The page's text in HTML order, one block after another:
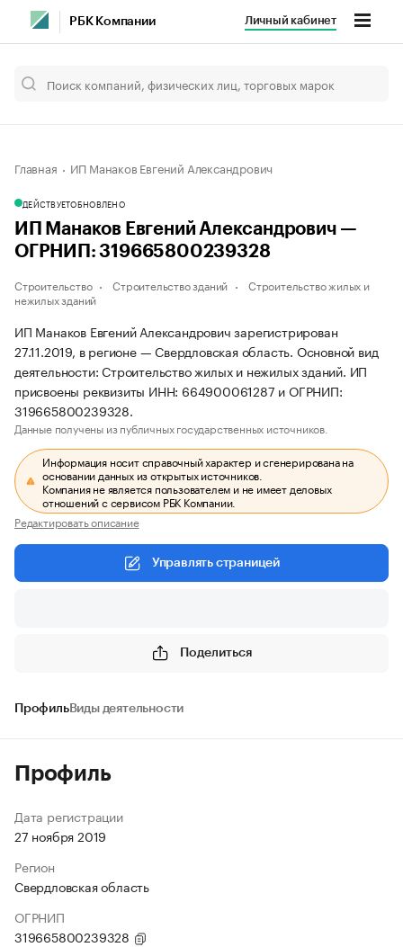
РБК Компании Личный кабинет
Главная ИП Манаков Евгений Александрович
ДЕЙСТВУЕТОБНОВЛЕНО
ИП Манаков Евгений Александрович —
ОГРНИП: 319665800239328
Строительство Строительство зданий
Строительство жилых и
нежилых зданий
ИП Манаков Евгений Александрович зарегистрирован
27.11.2019, в регионе — Свердловская область. Основной вид
деятельности: Строительство жилых и нежилых зданий. ИП
присвоены реквизиты ИНН: 664900061287 и ОГРНИП:
319665800239328.
Данные получены из публичных государственных источников.
Информация носит справочный характер и сгенерирована на
основании данных из открытых источников.
Компания не является пользователем и не имеет деловых
отношений с сервисом РБК Компании.
Редактировать описание
Управлять страницей
Поделиться
ПрофильВиды деятельности
Профиль
Дата регистрации
27 ноября 2019
Регион
Свердловская область
ОГРНИП
319665800239328